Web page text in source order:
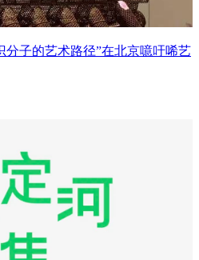
分子的艺术路径”在北京噫吁唏艺